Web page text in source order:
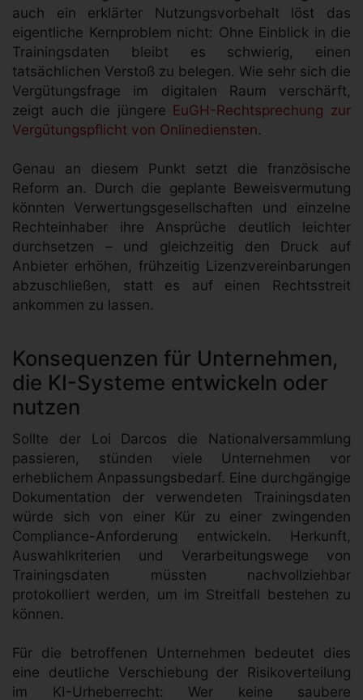
auch ein erklärter Nutzungsvorbehalt löst das
eigentliche Kernproblem nicht: Ohne Einblick in die
Trainingsdaten bleibt es schwierig, einen
tatsächlichen Verstoß zu belegen. Wie sehr sich die
Vergütungsfrage im digitalen Raum verschärft,
zeigt auch die jüngere EuGH-Rechtsprechung zur
Vergütungspflicht von Onlinediensten.
Genau an diesem Punkt setzt die französische
Reform an. Durch die geplante Beweisvermutung
könnten Verwertungsgesellschaften und einzelne
Rechteinhaber ihre Ansprüche deutlich leichter
durchsetzen – und gleichzeitig den Druck auf
Anbieter erhöhen, frühzeitig Lizenzvereinbarungen
abzuschließen, statt es auf einen Rechtsstreit
ankommen zu lassen.
Konsequenzen für Unternehmen,
die KI-Systeme entwickeln oder
nutzen
Sollte der Loi Darcos die Nationalversammlung
passieren, stünden viele Unternehmen vor
erheblichem Anpassungsbedarf. Eine durchgängige
Dokumentation der verwendeten Trainingsdaten
würde sich von einer Kür zu einer zwingenden
Compliance-Anforderung entwickeln. Herkunft,
Auswahlkriterien und Verarbeitungswege von
Trainingsdaten müssten nachvollziehbar
protokolliert werden, um im Streitfall bestehen zu
können.
Für die betroffenen Unternehmen bedeutet dies
eine deutliche Verschiebung der Risikoverteilung
im KI-Urheberrecht: Wer keine saubere